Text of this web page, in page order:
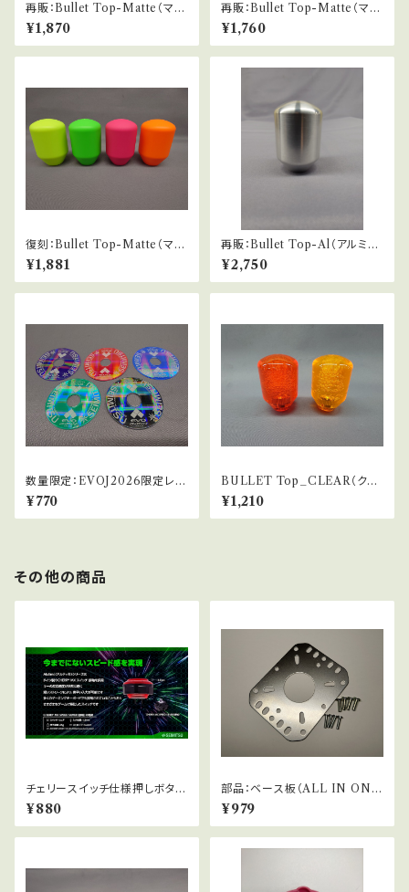
再販：Bullet Top-Matte（マッ
ト仕様バブル）
¥1,870
再販：Bullet Top-Matte（マッ
ト仕様）
¥1,760
復刻：Bullet Top-Matte（マッ
ト仕様蛍光）
¥1,881
再販：Bullet Top-Al（アルミ仕
様）
¥2,750
数量限定：EVOJ2026限定レバ
ーパッキン_10.5φ
¥770
BULLET Top_CLEAR（クリ
アバブル）
¥1,210
その他の商品
チェリースイッチ仕様押しボタ
ン：Alutimo30φ
¥880
部品：ベース板（ALL IN ONE
ベース）
¥979